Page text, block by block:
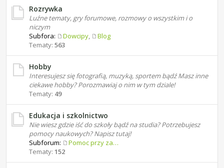
Rozrywka
Luźne tematy, gry forumowe, rozmowy o wszystkim i o
niczym
Subfora:
Dowcipy,
Blog
Tematy: 563
Hobby
Interesujesz się fotografią, muzyką, sportem bądź Masz inne
ciekawe hobby? Porozmawiaj o nim w tym dziale!
Tematy: 49
Edukacja i szkolnictwo
Nie wiesz gdzie iść do szkoły bądź na studia? Potrzebujesz
pomocy naukowych? Napisz tutaj!
Subforum:
Pomoc przy zadaniach domowych
Tematy: 152